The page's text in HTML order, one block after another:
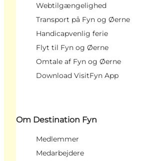
Webtilgængelighed
Transport på Fyn og Øerne
Handicapvenlig ferie
Flyt til Fyn og Øerne
Omtale af Fyn og Øerne
Download VisitFyn App
Om Destination Fyn
Medlemmer
Medarbejdere